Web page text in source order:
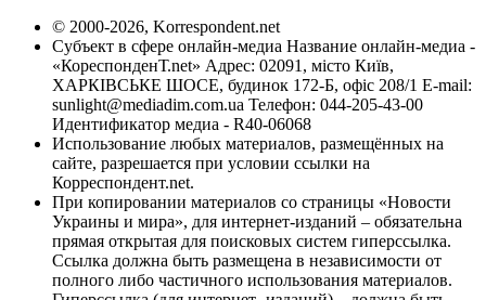
© 2000-2026, Korrespondent.net
Субъект в сфере онлайн-медиа Название онлайн-медиа -
«КореспонденТ.net» Адрес: 02091, місто Київ,
ХАРКІВСЬКЕ ШОСЕ, будинок 172-Б, офіс 208/1 E-mail:
sunlight@mediadim.com.ua Телефон: 044-205-43-00
Идентификатор медиа - R40-06068
Использование любых материалов, размещённых на
сайте, разрешается при условии ссылки на
Корреспондент.net.
При копировании материалов со страницы «Новости
Украины и мира», для интернет-изданий – обязательна
прямая открытая для поисковых систем гиперссылка.
Ссылка должна быть размещена в независимости от
полного либо частичного использования материалов.